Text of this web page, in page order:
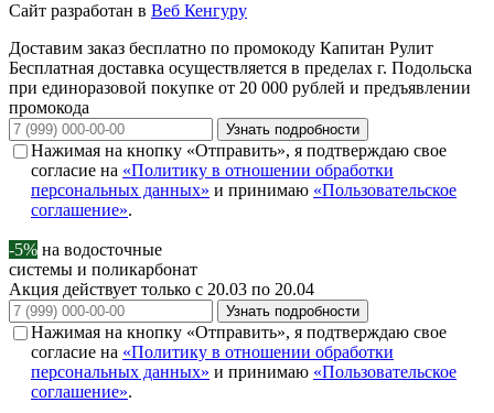
Сайт разработан в Веб Кенгуру
Доставим заказ бесплатно по промокоду Капитан Рулит
Бесплатная доставка осуществляется в пределах г. Подольска
при единоразовой покупке от 20 000 рублей и предъявлении
промокода
Узнать подробности
Нажимая на кнопку «Отправить», я подтверждаю свое
согласие на «Политику в отношении обработки
персональных данных» и принимаю «Пользовательское
соглашение».
-5% на водосточные
системы и поликарбонат
Акция действует только с 20.03 по 20.04
Узнать подробности
Нажимая на кнопку «Отправить», я подтверждаю свое
согласие на «Политику в отношении обработки
персональных данных» и принимаю «Пользовательское
соглашение».